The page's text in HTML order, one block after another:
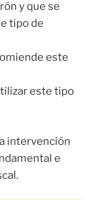
y que se
tipo de
este
este tipo
intervención
e